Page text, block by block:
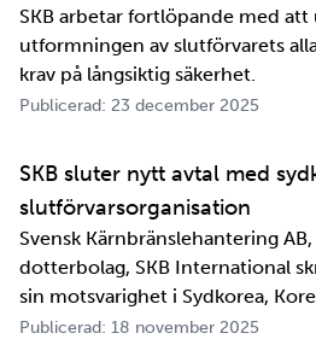
SKB arbetar fortlöpande med
utformningen av slutförvarets
krav på långsiktig säkerhet.
Publicerad: 23 december 2025
SKB sluter nytt avtal med
slutförvarsorganisation
Svensk Kärnbränslehantering
dotterbolag, SKB International
sin motsvarighet i Sydkorea,
Agency, KORAD. Avtalet, som är
Publicerad: 18 november 2025